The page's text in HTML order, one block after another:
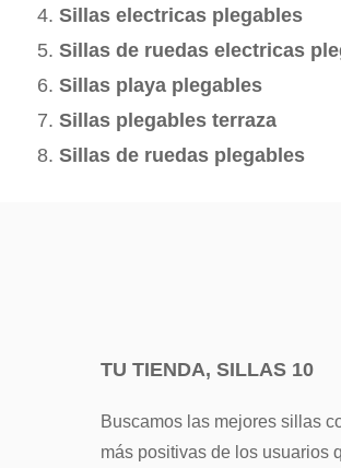
Sillas electricas plegables
Sillas de ruedas electricas
Sillas playa plegables
Sillas plegables terraza
Sillas de ruedas plegables
TU TIENDA, SILLAS 10
Buscamos las mejores sillas
más positivas de los usuarios